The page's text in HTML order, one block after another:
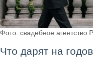
Фото: свадебное агентство
Что дарят на